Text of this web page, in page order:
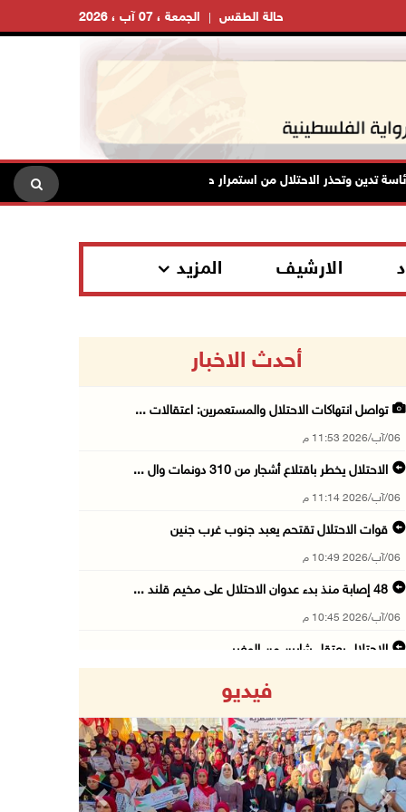
الجمعة ، 07 آب ، 2026 حالة الطقس
تدين وتحذر الاحتلال من استمرار حربه الشاملة على الشعب الفلسطيني
الارشيف المزيد
أحدث الاخبار
تواصل انتهاكات الاحتلال والمستعمرين: اعتقالات ...
06/آب/2026 11:53 م
الاحتلال يخطر باقتلاع أشجار من 310 دونمات وال ...
06/آب/2026 11:14 م
قوات الاحتلال تقتحم يعبد جنوب غرب جنين
06/آب/2026 10:49 م
48 إصابة منذ بدء عدوان الاحتلال على مخيم قلند ...
06/آب/2026 10:45 م
الاحتلال يعتقل شابين من المغير
06/آب/2026 10:01 م
رئيس بلدية الخليل يطلع وفدا أميركيا على تطورا ...
06/آب/2026 09:59 م
فيديو
Previous Next